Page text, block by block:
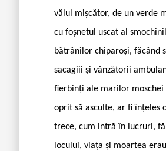
vălul mișcător, de un verde
cu foșnetul uscat al
bătrânilor chiparoși, făcând
sacagiii și vânzătorii
fierbinți ale marilor moschei
oprit să asculte, ar fi înțeles
trece, cum intră în lucruri,
locului, viața și moartea